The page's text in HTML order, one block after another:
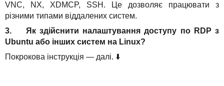
VNC, NX, XDMCP, SSH. Це дозволяє працювати з
різними типами віддалених систем.
3. Як здійснити налаштування доступу по RDP з
Ubuntu або інших систем на Linux?
Покрокова інструкція — далі. ⬇️